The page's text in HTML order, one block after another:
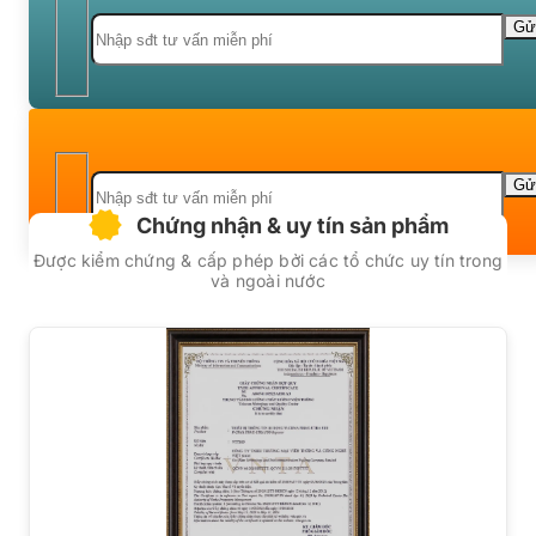
Chứng nhận & uy tín sản phẩm
Được kiểm chứng & cấp phép bởi các tổ chức uy tín trong
và ngoài nước